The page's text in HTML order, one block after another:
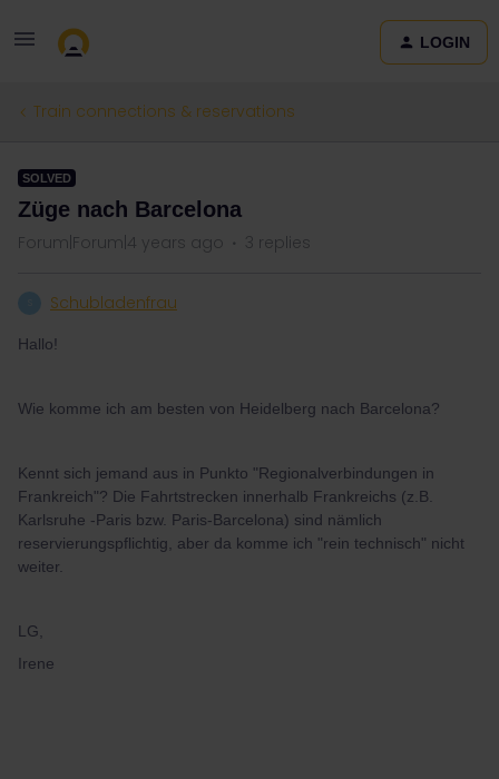
LOGIN
Train connections & reservations
SOLVED
Züge nach Barcelona
Forum|Forum|4 years ago 3 replies
Schubladenfrau
Hallo!
Wie komme ich am besten von Heidelberg nach Barcelona?
Kennt sich jemand aus in Punkto "Regionalverbindungen in
Frankreich"? Die Fahrtstrecken innerhalb Frankreichs (z.B.
Karlsruhe -Paris bzw. Paris-Barcelona) sind nämlich
reservierungspflichtig, aber da komme ich "rein technisch" nicht
weiter.
LG,
Irene